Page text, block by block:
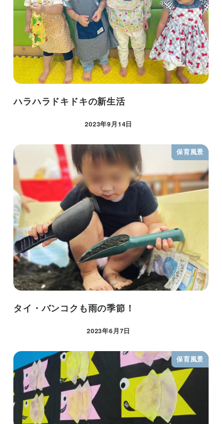
ハラハラドキドキの新生活
2023年9月14日
保育風景
タイ・バンコクも雨の季節！
2023年6月7日
保育風景